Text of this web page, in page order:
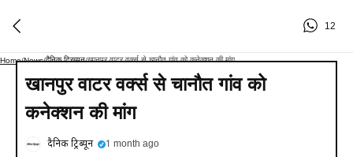
12
Home/News/दैनिक ट्रिब्यून/खानपुर वाटर वर्क्स से चानौत गांव को कनेक्शन की मांग
खानपुर वाटर वर्क्स से चानौत गांव को
कनेक्शन की मांग
दैनिक ट्रिब्यून 1 month ago